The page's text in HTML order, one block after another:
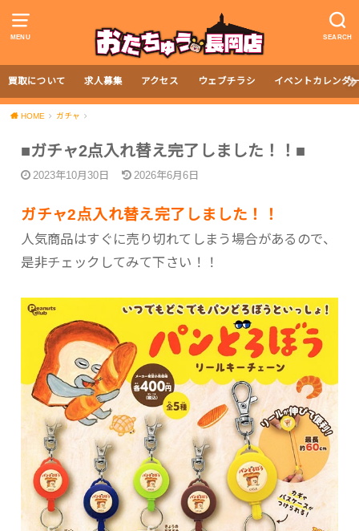
MENU SEARCH
買取について 求人募集 アクセス ウェブチラシ イベントカレンダ
HOME ガチャ
■ガチャ2点入れ替え完了しました！！■
2023年10月30日 2026年6月6日
ガチャ2点入れ替え完了しました！！
人気商品はすぐに売り切れてしまう場合があるので、
是非チェックしてみて下さい！！